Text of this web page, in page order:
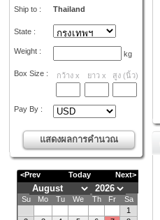
Ship to : Thailand
State :
Weight : kg
Box Size : กว้าง x ยาว x สูง (นิ้ว)
Pay By :